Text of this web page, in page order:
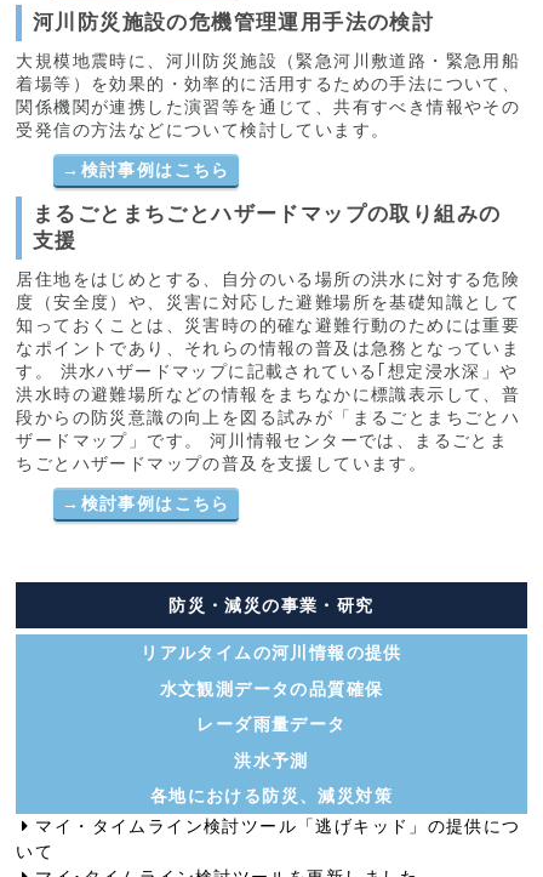
河川防災施設の危機管理運用手法の検討
大規模地震時に、河川防災施設（緊急河川敷道路・緊急用船
着場等）を効果的・効率的に活用するための手法について、
関係機関が連携した演習等を通じて、共有すべき情報やその
受発信の方法などについて検討しています。
→ 検討事例はこちら
まるごとまちごとハザードマップの取り組みの
支援
居住地をはじめとする、自分のいる場所の洪水に対する危険
度（安全度）や、災害に対応した避難場所を基礎知識として
知っておくことは、災害時の的確な避難行動のためには重要
なポイントであり、それらの情報の普及は急務となっていま
す。 洪水ハザードマップに記載されている｢想定浸水深」や
洪水時の避難場所などの情報をまちなかに標識表示して、普
段からの防災意識の向上を図る試みが「まるごとまちごとハ
ザードマップ」です。 河川情報センターでは、まるごとま
ちごとハザードマップの普及を支援しています。
→ 検討事例はこちら
防災・減災の事業・研究
リアルタイムの河川情報の提供
水文観測データの品質確保
レーダ雨量データ
洪水予測
各地における防災、減災対策
マイ・タイムライン検討ツール「逃げキッド」の提供につ
いて